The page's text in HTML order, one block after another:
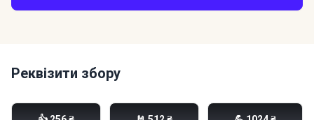
Реквізити збору
Моно банка: